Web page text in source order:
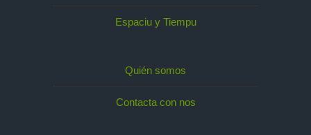
Espaciu y Tiempu
Quién somos
Contacta con nos